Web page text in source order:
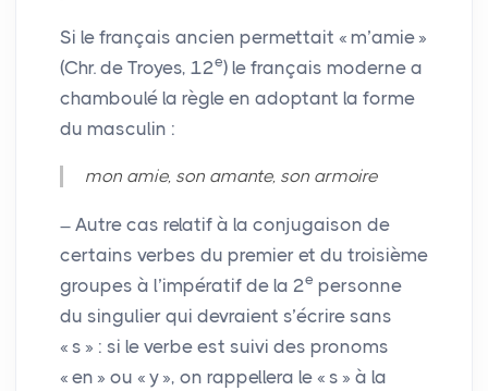
Si le français ancien permettait « m’amie »
(Chr. de Troyes, 12e) le français moderne a
chamboulé la règle en adoptant la forme
du masculin :
mon amie, son amante, son armoire
Autre cas relatif à la conjugaison de
certains verbes du premier et du troisième
groupes à l’impératif de la 2e personne
du singulier qui devraient s’écrire sans
« s » : si le verbe est suivi des pronoms
« en » ou « y », on rappellera le « s » à la